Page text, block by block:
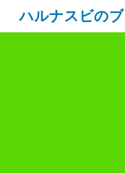
ハルナスビの